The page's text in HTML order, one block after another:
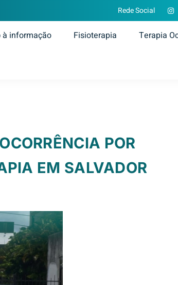
Rede Social
à informação Fisioterapia Terapia
POR
EM SALVADOR